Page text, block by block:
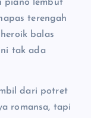
piano lembut
terengah
balas
tak ada
dari potret
romansa, tapi